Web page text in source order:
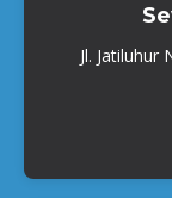
Jl. Jatiluhur